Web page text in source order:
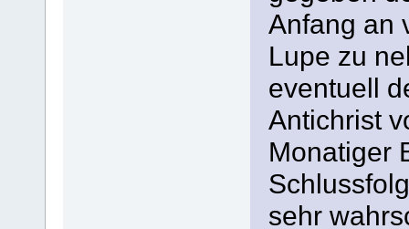
Anfang an
Lupe zu
eventuell
Antichrist
Monatiger
sehr